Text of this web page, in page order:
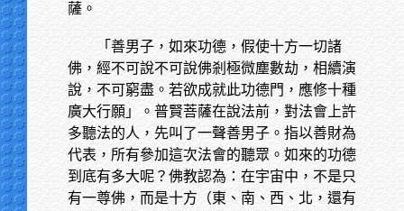
薩。
「善男子，如來功德，假使十方一切諸
佛，經不可說不可說佛剎極微塵數劫，相續演
說，不可窮盡。若欲成就此功德門，應修十種
廣大行願」。普賢菩薩在說法前，對法會上許
多聽法的人，先叫了一聲善男子。指以善財為
代表，所有參加這次法會的聽眾。如來的功德
到底有多大呢？佛教認為：在宇宙中，不是只
有一尊佛，而是十方（東、南、西、北，還有